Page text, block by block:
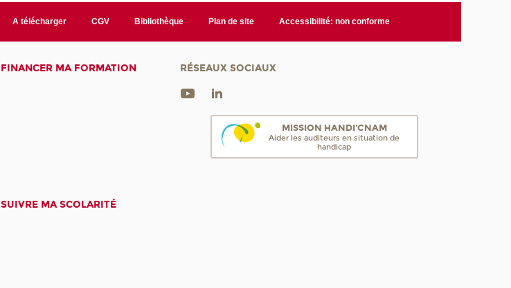
A télécharger CGV Bibliothèque Plan de site Accessibilité: non conforme
FINANCER MA FORMATION
SUIVRE MA SCOLARITÉ
RÉSEAUX SOCIAUX
MISSION HANDI'CNAM
Aider les auditeurs en situation de
handicap